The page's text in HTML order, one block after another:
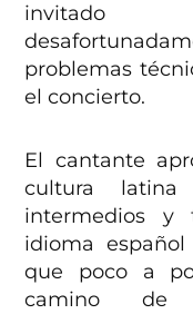
invitado
problemas
el concierto.
El cantante
cultura
intermedios y
idioma
que poco a
camino